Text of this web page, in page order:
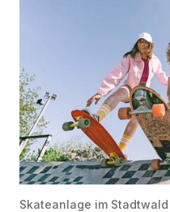
Skateanlage im Stadtwald